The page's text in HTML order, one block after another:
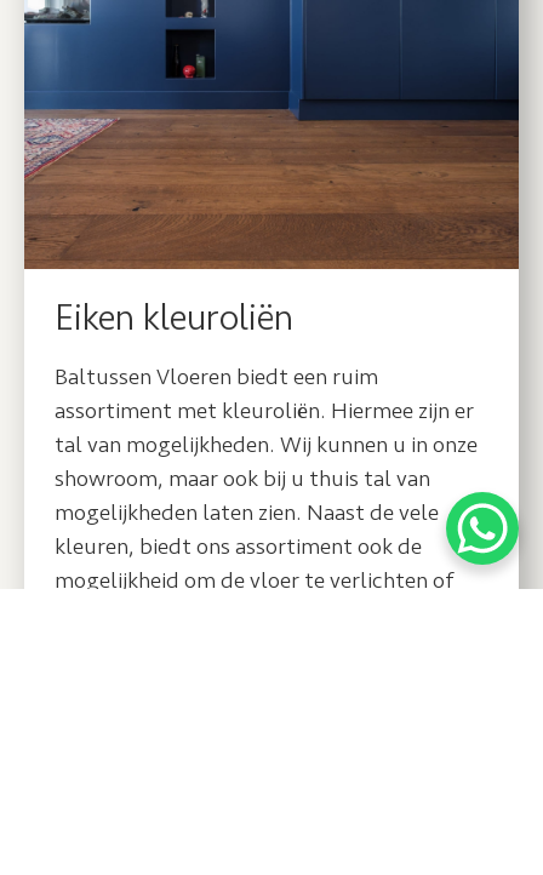
Eiken kleuroliën
Baltussen Vloeren biedt een ruim
assortiment met kleuroliën. Hiermee zijn er
tal van mogelijkheden. Wij kunnen u in onze
showroom, maar ook bij u thuis tal van
mogelijkheden laten zien. Naast de vele
kleuren, biedt ons assortiment ook de
mogelijkheid om de vloer te verlichten of